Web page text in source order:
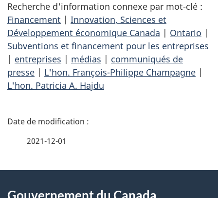
Recherche d'information connexe par mot-clé :
Financement | Innovation, Sciences et
Développement économique Canada | Ontario |
Subventions et financement pour les entreprises
| entreprises | médias | communiqués de
presse | L'hon. François-Philippe Champagne |
L'hon. Patricia A. Hajdu
D
2021-12-01